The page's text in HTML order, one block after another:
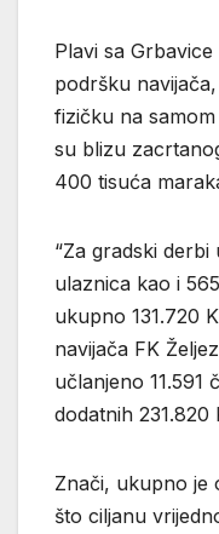
Plavi sa
podršku
fizičku na
su blizu
400 tisuća
“Za gradski
ulaznica kao i
ukupno 131.720
navijača FK
učlanjeno 11.591
dodatnih 231.820
Znači, ukupno je
što ciljanu